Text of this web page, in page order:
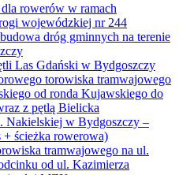
rowerów w ramach
wojewódzkiej nr 244
dróg gminnych na terenie
Las Gdański w Bydgoszczy
torowiska tramwajowego
od ronda Kujawskiego do
z pętlą Bielicka
Nakielskiej w Bydgoszczy –
+ ścieżka rowerowa)
tramwajowego na ul.
od ul. Kazimierza